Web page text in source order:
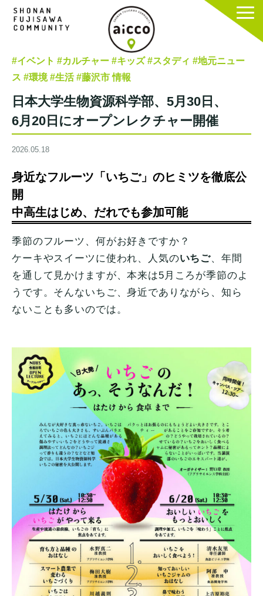
#イベント #カルチャー #キッズ #スタディ #地元ニュー
ス #環境 #生活 #藤沢市 情報
日本大学生物資源科学部、5月30日、
6月20日にオープンレクチャー開催
2026.05.18
身近なフルーツ「いちご」のヒミツを徹底公
開
中高生はじめ、だれでも参加可能
季節のフルーツ、何がお好きですか？
ケーキやスイーツに使われ、人気のいちご、年間
を通して見かけますが、本来は5月ころが季節のよ
うです。そんないちご、身近でありながら、知ら
ないことも多いのでは。